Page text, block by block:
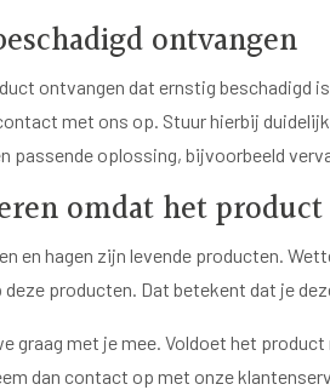
ontvangen
ontvangen dat ernstig beschadigd
met ons op. Stuur hierbij
passende oplossing, bijvoorbeeld
omdat het
en hagen zijn levende producten.
producten. Dat betekent dat je
graag met je mee. Voldoet het
dan contact op met onze